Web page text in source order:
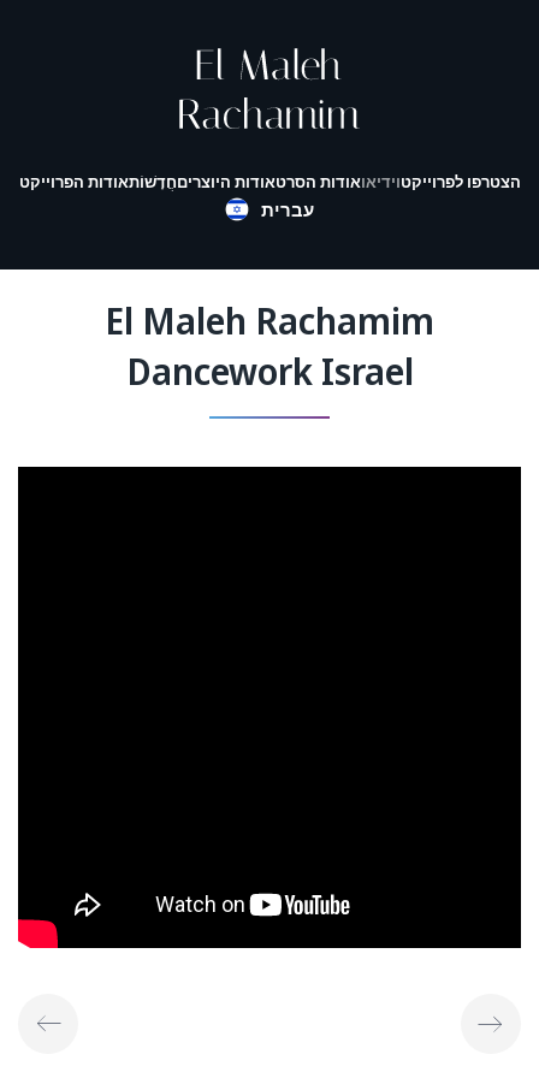
אודות הפרוייקטחֲדָשׁוֹתאודות היוצריםאודות הסרטוידיאוהצטרפו לפרוייקט
עברית
El Maleh Rachamim
Dancework Israel